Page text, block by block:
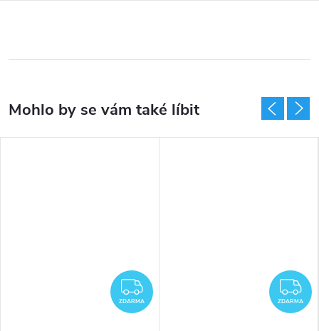
ZDARMA
ZDARMA ZDARMA